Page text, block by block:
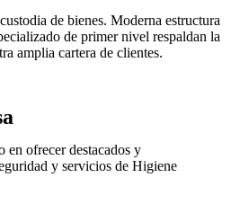
de bienes. Moderna estructura
de primer nivel respaldan la
amplia cartera de clientes.
en ofrecer destacados y
y servicios de Higiene